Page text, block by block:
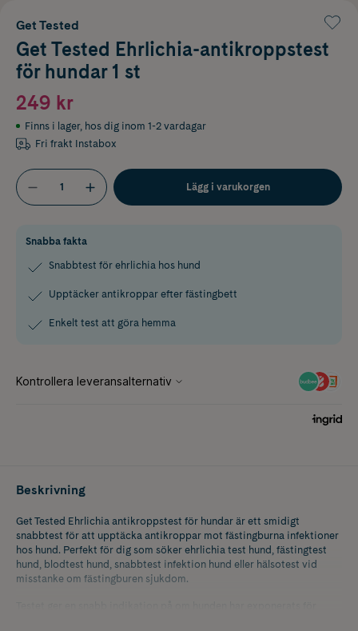
Get Tested
Get Tested Ehrlichia-antikroppstest
för hundar 1 st
249 kr
Finns i lager, hos dig inom 1-2 vardagar
Fri frakt Instabox
Lägg i varukorgen
Snabba fakta
Snabbtest för ehrlichia hos hund
Upptäcker antikroppar efter fästingbett
Enkelt test att göra hemma
Beskrivning
Get Tested Ehrlichia antikroppstest för hundar är ett smidigt
snabbtest för att upptäcka antikroppar mot fästingburna infektioner
hos hund. Perfekt för dig som söker ehrlichia test hund, fästingtest
hund, blodtest hund, snabbtest infektion hund eller hälsotest vid
misstanke om fästingburen sjukdom.